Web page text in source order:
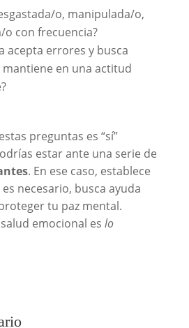
o, manipulada/o,
con frecuencia?
acepta errores y busca
mantiene en una actitud
preguntas es “sí”
estar ante una serie de
. En ese caso, establece
necesario, busca ayuda
tu paz mental.
emocional es lo